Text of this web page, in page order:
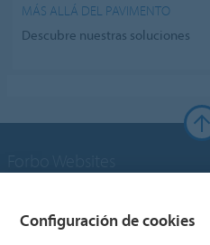
MÁS ALLÁ DEL PAVIMENTO
Descubre nuestras soluciones
Configuración de cookies